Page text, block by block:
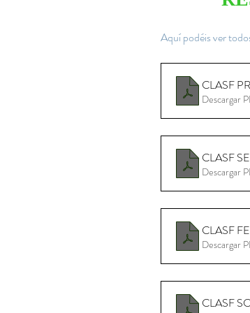
Aquí podéis ver
CLASF
Descargar
CLASF
Descargar
CLASF
Descargar
CLASF